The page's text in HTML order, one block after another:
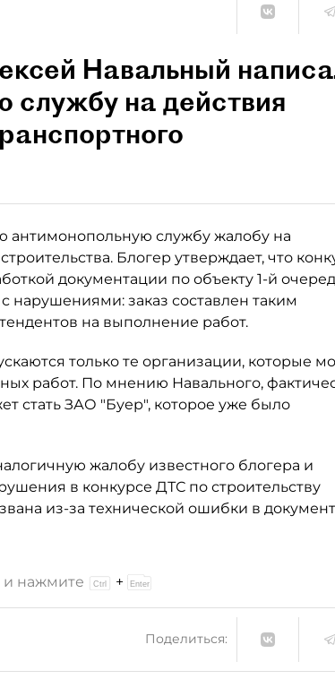
Навальный
службу на действия
антимонопольную службу жалобу на
Блогер утверждает, что
документации по объекту 1-й
нарушениями: заказ составлен таким
на выполнение работ.
только те организации, которые
работ. По мнению Навального,
стать ЗАО "Буер", которое уже было
жалобу известного блогера и
в конкурсе ДТС по строительству
из-за технической ошибки в
и нажмите +
Поделиться: